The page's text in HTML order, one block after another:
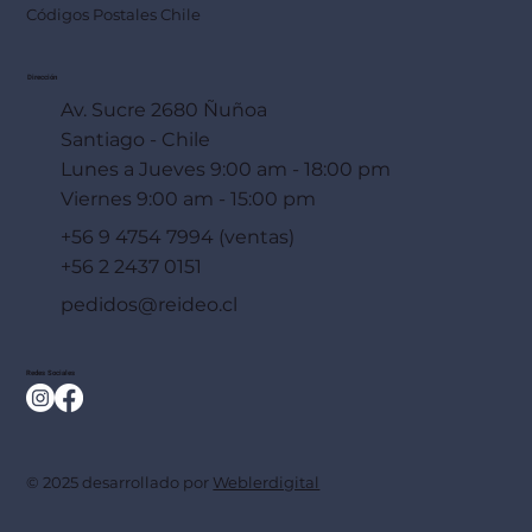
Códigos Postales Chile
Dirección
Av. Sucre 2680 Ñuñoa
Santiago - Chile
Lunes a Jueves 9:00 am - 18:00 pm
Viernes 9:00 am - 15:00 pm
+56 9 4754 7994 (ventas)
+56 2 2437 0151
pedidos@reideo.cl
Redes Sociales
© 2025 desarrollado por Weblerdigital